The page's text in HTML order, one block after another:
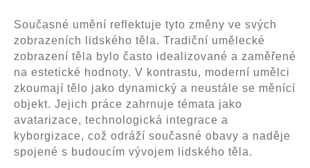
Současné umění reflektuje tyto změny ve svých
zobrazeních lidského těla. Tradiční umělecké
zobrazení těla bylo často idealizované a zaměřené
na estetické hodnoty. V kontrastu, moderní umělci
zkoumají tělo jako dynamický a neustále se měnící
objekt. Jejich práce zahrnuje témata jako
avatarizace, technologická integrace a
kyborgizace, což odráží současné obavy a naděje
spojené s budoucím vývojem lidského těla.